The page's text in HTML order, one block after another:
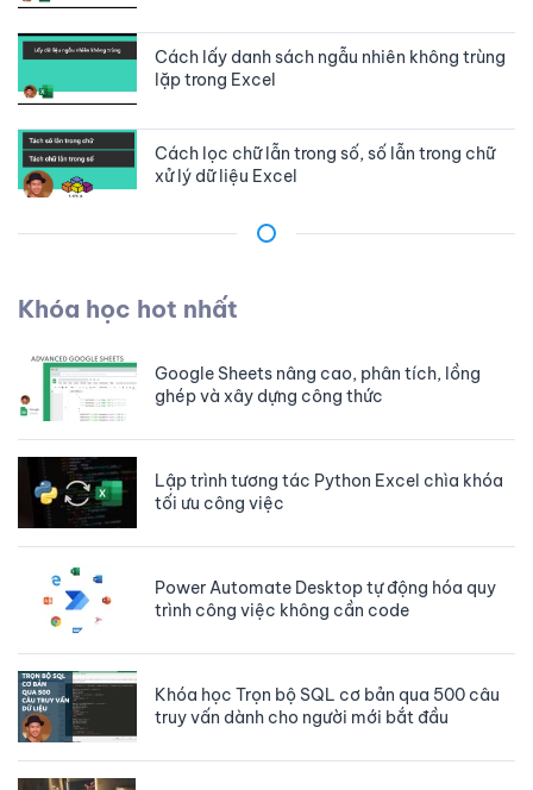
Cách lấy danh sách ngẫu nhiên không trùng
lặp trong Excel
Cách lọc chữ lẫn trong số, số lẫn trong chữ
xử lý dữ liệu Excel
Cách sử dụng mảng trong Google apps
sắp xếp dữ liệu trong Excel
Cách chèn dữ liệu nhanh vào nhiều files
truy vấn dữ liệu
Khóa học hot nhất
Google Sheets nâng cao, phân tích, lồng
ghép và xây dựng công thức
Lập trình tương tác Python Excel chìa khóa
tối ưu công việc
Power Automate Desktop tự động hóa quy
trình công việc không cần code
Khóa học Trọn bộ SQL cơ bản qua 500 câu
truy vấn dành cho người mới bắt đầu